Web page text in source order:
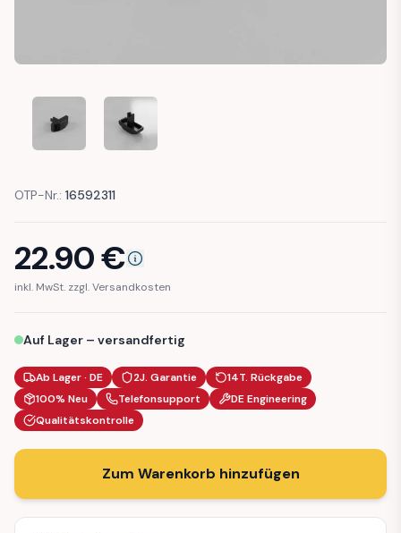
BMW E39 POWER ELECTRIC MIRRORS ADJUSTMENT
BMW E39 POWER ELECTRIC MIRRORS
OTP-Nr.: 16592311
22.90€
inkl. MwSt. zzgl. Versandkosten
Auf Lager – versandfertig
Ab Lager · DE 2J. Garantie
14T. Rückgabe
100% Neu
Telefonsupport
DE Engineering
Qualitätskontrolle
Zum Warenkorb hinzufügen